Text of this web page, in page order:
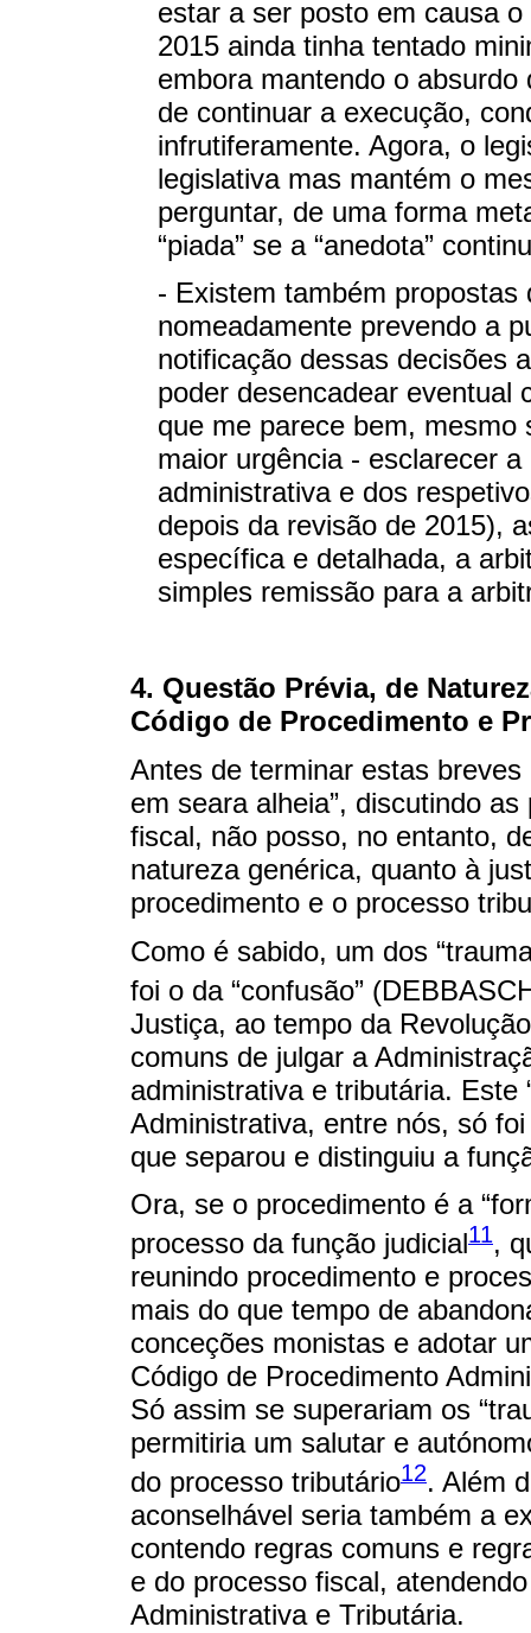
estar a ser posto em causa
2015 ainda tinha tentado
embora mantendo o
de continuar a execução,
infrutiferamente. Agora, o
legislativa mas mantém o
perguntar, de uma forma
“piada” se a “anedota”
- Existem também
nomeadamente prevendo a
notificação dessas decisões
poder desencadear eventual
que me parece bem,
maior urgência - esclarecer
administrativa e dos
depois da revisão de 2015),
específica e detalhada, a
simples remissão para a
4. Questão Prévia, de
Código de Procedimento e
Antes de terminar estas
em seara alheia”, discutindo
fiscal, não posso, no entanto,
natureza genérica, quanto à
procedimento e o processo
Como é sabido, um dos
foi o da “confusão”
Justiça, ao tempo da
comuns de julgar a
administrativa e tributária. Este
Administrativa, entre nós, só
que separou e distinguiu a
Ora, se o procedimento é a
processo da função judicial11,
reunindo procedimento e
mais do que tempo de
conceções monistas e adotar
Código de Procedimento
Só assim se superariam os
permitiria um salutar e
do processo tributário12. Além
aconselhável seria também a
contendo regras comuns e
e do processo fiscal,
Administrativa e Tributária.